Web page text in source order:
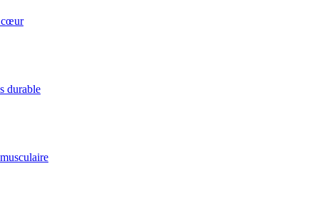
cœur
durable